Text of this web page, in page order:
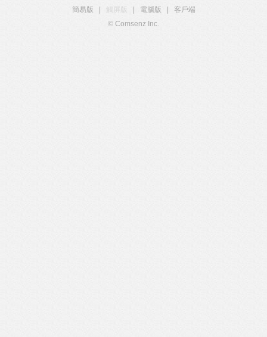
簡易版
觸屏版 電腦版
客戶端
© Comsenz Inc.